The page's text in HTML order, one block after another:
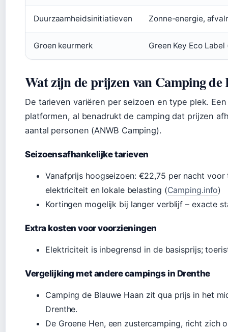
Duurzaamheidsinitiatieven Zonne-energie,
Groen keurmerk Green Key Eco
Wat zijn de prijzen van Camping de
De tarieven variëren per seizoen en type plek.
platformen, al benadrukt de camping dat prijzen
aantal personen (ANWB Camping).
Seizoensafhankelijke tarieven
Vanafprijs hoogseizoen: €22,75 per nacht
elektriciteit en lokale belasting (Camping.info)
Kortingen mogelijk bij langer verblijf – exacte
Extra kosten voor voorzieningen
Elektriciteit is inbegrensd in de basisprijs;
Vergelijking met andere campings in Drenthe
Camping de Blauwe Haan zit qua prijs in het
Drenthe.
De Groene Hen, een zustercamping, richt zich